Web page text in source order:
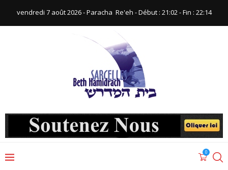
vendredi 7 août 2026 - Paracha ‪ Re'eh‬ - Début : 21:02‬ - Fin : ‪22:14‬
0